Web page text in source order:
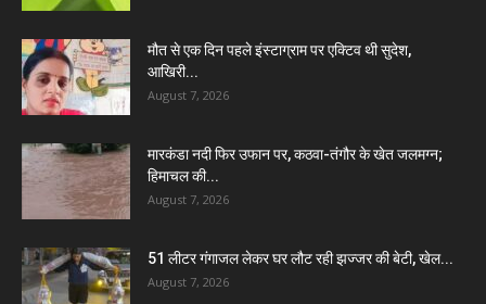
मौत से एक दिन पहले इंस्टाग्राम पर एक्टिव थी सुदेश,
आखिरी...
August 7, 2026
मारकंडा नदी फिर उफान पर, कठवा-तंगौर के खेत जलमग्न;
हिमाचल की...
August 7, 2026
51 लीटर गंगाजल लेकर घर लौट रही झज्जर की बेटी, खेल...
August 7, 2026